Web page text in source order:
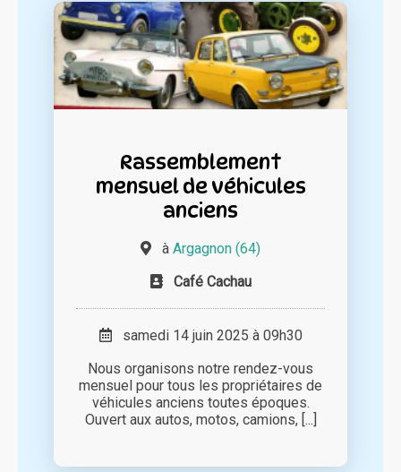
Rassemblement
mensuel de véhicules
anciens
à Argagnon (64)
Café Cachau
samedi 14 juin 2025 à 09h30
Nous organisons notre rendez-vous
mensuel pour tous les propriétaires de
véhicules anciens toutes époques.
Ouvert aux autos, motos, camions, [...]